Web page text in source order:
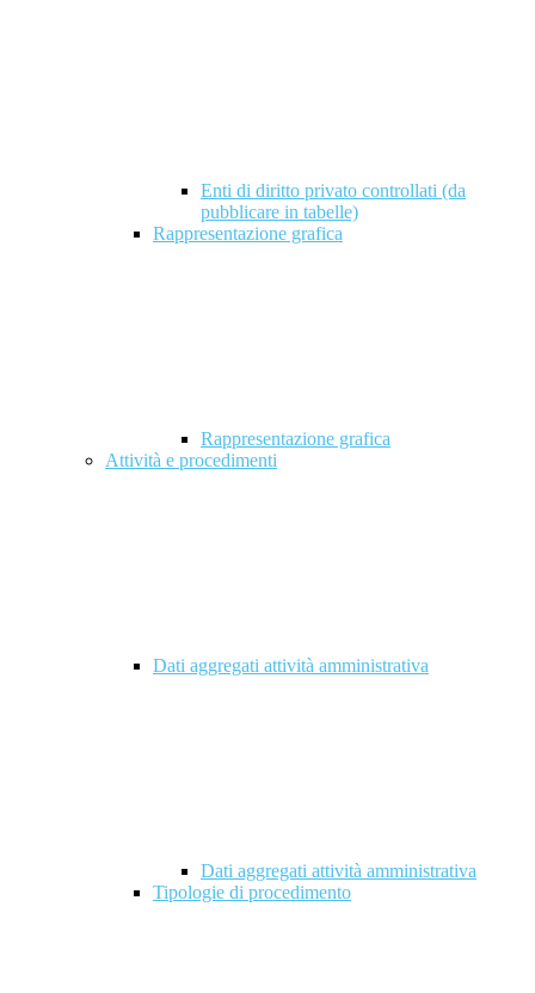
Enti di diritto privato controllati (da
pubblicare in tabelle)
Rappresentazione grafica
Rappresentazione grafica
Attività e procedimenti
Dati aggregati attività amministrativa
Dati aggregati attività amministrativa
Tipologie di procedimento